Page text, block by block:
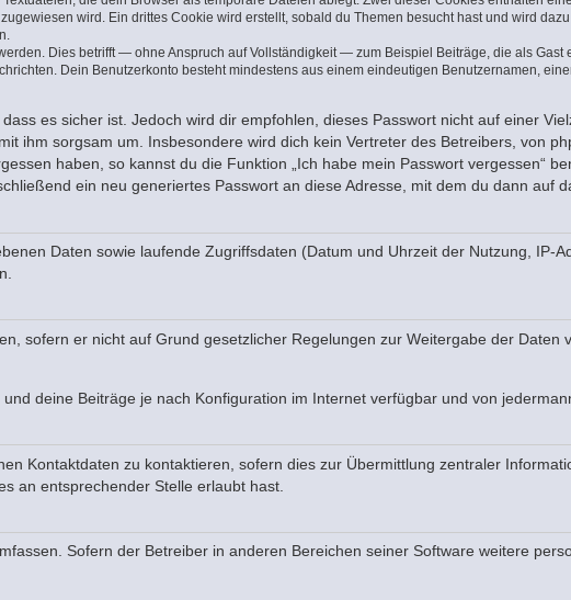
wird. Ein drittes Cookie wird erstellt, sobald du Themen besucht hast und wird
Dies betrifft — ohne Anspruch auf Vollständigkeit — zum Beispiel Beiträge, die als Gast
Dein Benutzerkonto besteht mindestens aus einem eindeutigen Benutzernamen,
es sicher ist. Jedoch wird dir empfohlen, dieses Passwort nicht auf einer
ihm sorgsam um. Insbesondere wird dich kein Vertreter des Betreibers, von
haben, so kannst du die Funktion „Ich habe mein Passwort vergessen“
ein neu generiertes Passwort an diese Adresse, mit dem du dann auf
Daten sowie laufende Zugriffsdaten (Datum und Uhrzeit der Nutzung, IP-
sofern er nicht auf Grund gesetzlicher Regelungen zur Weitergabe der Daten
deine Beiträge je nach Konfiguration im Internet verfügbar und von
Kontaktdaten zu kontaktieren, sofern dies zur Übermittlung zentraler
an entsprechender Stelle erlaubt hast.
Sofern der Betreiber in anderen Bereichen seiner Software weitere